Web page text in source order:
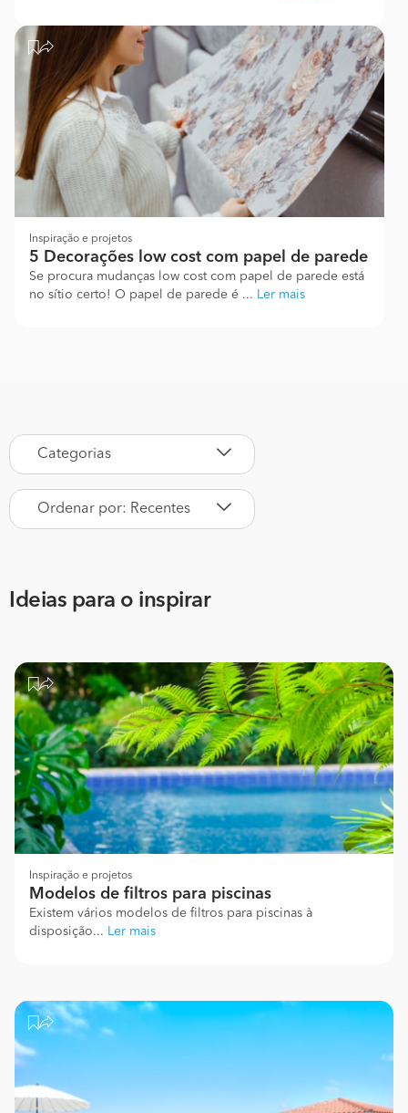
Inspiração e projetos
5 Decorações low cost com papel de parede
Se procura mudanças low cost com papel de parede está
no sítio certo! O papel de parede é ... Ler mais
Categorias
Ordenar por: Recentes
Ideias para o inspirar
Inspiração e projetos
Modelos de filtros para piscinas
Existem vários modelos de filtros para piscinas à
disposição... Ler mais